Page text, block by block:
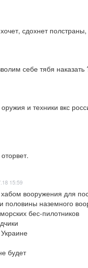
сдохнет
себе тябя
и техники вкс
15:59
вооружения для
половины наземного
бес-пилотников
будет